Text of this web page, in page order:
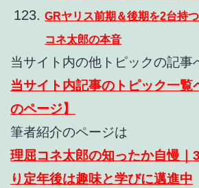
GRヤリス前期＆後期を2台持
コネ太郎の本音
当サイト内の他トピックの記事
当サイト内記事のトピック一
のページ】
筆者紹介のページは
理屈コネ太郎の知ったか自慢｜
り定年後は趣味と学びに邁進中